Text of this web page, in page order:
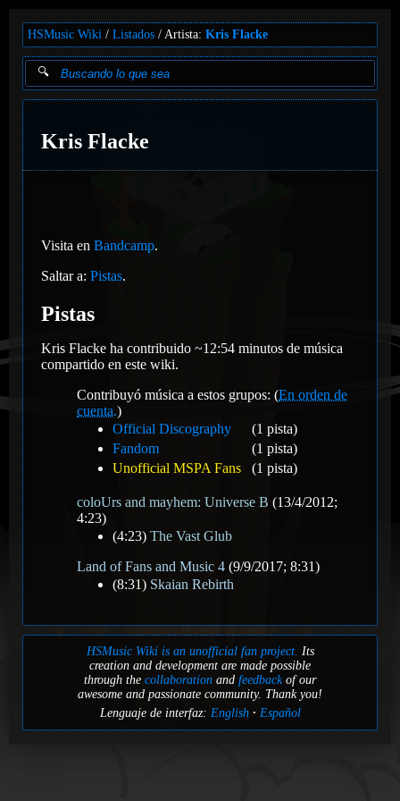
HSMusic Wiki Listados Artista: Kris Flacke
Kris Flacke
Visita en Bandcamp.
Saltar a: Pistas.
Pistas
Kris Flacke ha contribuido ~12:54 minutos de música
compartido en este wiki.
Contribuyó música a estos grupos: (En orden de
cuenta.)
Official Discography
(1 pista)
Fandom
(1 pista)
Unofficial MSPA Fans
(1 pista)
coloUrs and mayhem: Universe B (13/4/2012;
4:23)
(4:23) The Vast Glub
Land of Fans and Music 4 (9/9/2017; 8:31)
(8:31) Skaian Rebirth
HSMusic Wiki is an unofficial fan project. Its
creation and development are made possible
through the collaboration and feedbackof our
awesome and passionate community. Thank you!
Lenguaje de interfaz: English Español